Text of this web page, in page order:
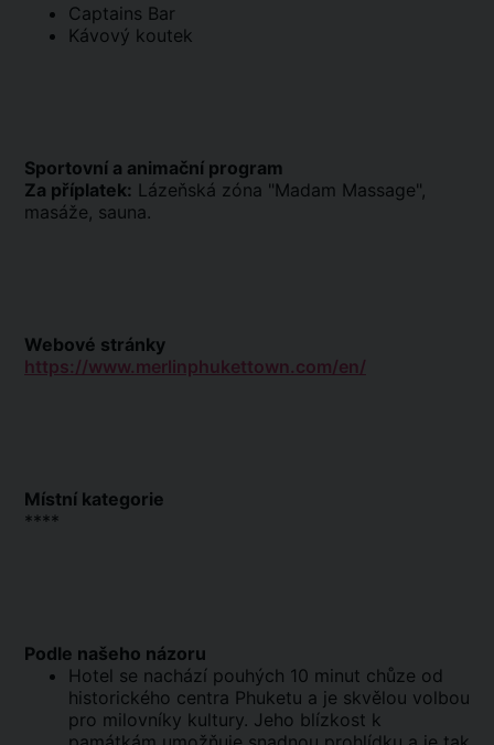
Captains Bar
Kávový koutek
Sportovní a animační program
Za příplatek: Lázeňská zóna "Madam Massage",
masáže, sauna.
Webové stránky
https://www.merlinphukettown.com/en/
Místní kategorie
****
Podle našeho názoru
Hotel se nachází pouhých 10 minut chůze od
historického centra Phuketu a je skvělou volbou
pro milovníky kultury. Jeho blízkost k